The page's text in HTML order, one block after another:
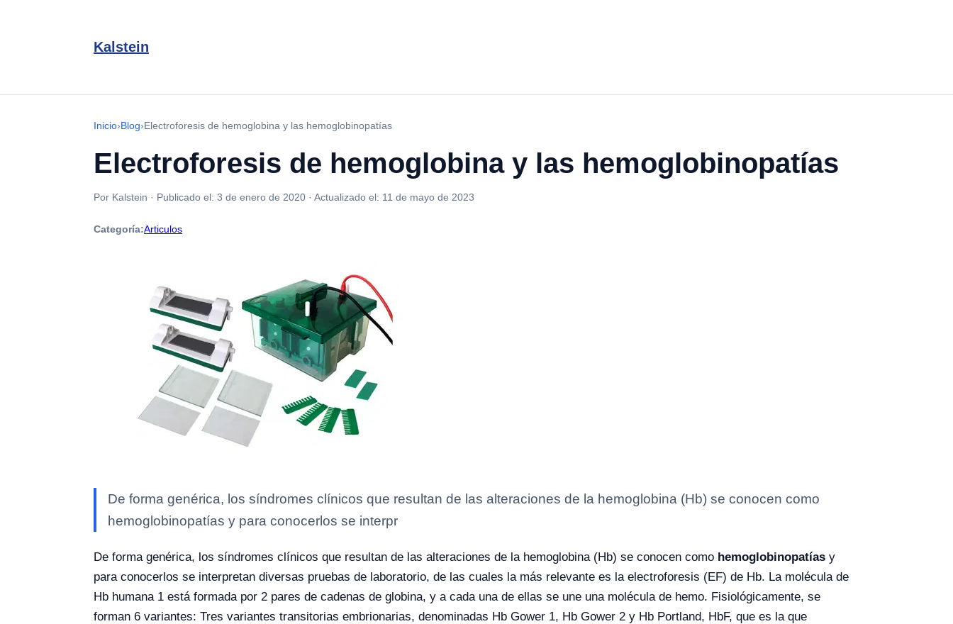
Kalstein
Inicio›Blog›Electroforesis de hemoglobina y las hemoglobinopatías
Electroforesis de hemoglobina y las hemoglobinopatías
Por Kalstein · Publicado el: 3 de enero de 2020 · Actualizado el: 11 de mayo de 2023
Categoría:Articulos
De forma genérica, los síndromes clínicos que resultan de las alteraciones de la hemoglobina (Hb) se conocen como
hemoglobinopatías y para conocerlos se interpr
De forma genérica, los síndromes clínicos que resultan de las alteraciones de la hemoglobina (Hb) se conocen como hemoglobinopatías y
para conocerlos se interpretan diversas pruebas de laboratorio, de las cuales la más relevante es la electroforesis (EF) de Hb. La molécula de
Hb humana 1 está formada por 2 pares de cadenas de globina, y a cada una de ellas se une una molécula de hemo. Fisiológicamente, se
forman 6 variantes: Tres variantes transitorias embrionarias, denominadas Hb Gower 1, Hb Gower 2 y Hb Portland, HbF, que es la que